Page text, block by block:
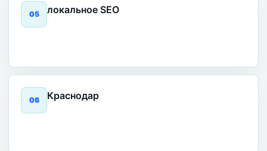
05 локальное SEO
06 Краснодар